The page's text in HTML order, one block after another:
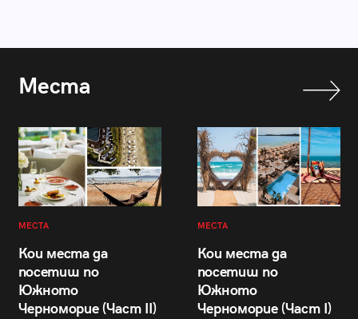
Места
МЕСТА
Кои места да
посетиш по
Южното
Черноморие (Част II)
МЕСТА
Кои места да
посетиш по
Южното
Черноморие (Част I)